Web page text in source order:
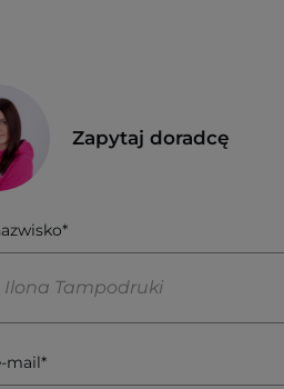
Zapytaj doradcę
mail*